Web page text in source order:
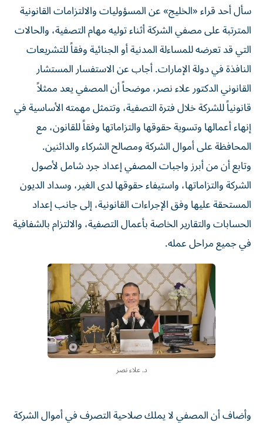
سأل أحد قراء «الخليج» عن المسؤوليات والالتزامات القانونية
المترتبة على مصفي الشركة أثناء توليه مهام التصفية، والحالات
التي قد تعرضه للمساءلة المدنية أو الجنائية وفقاً للتشريعات
النافذة في دولة الإمارات. أجاب عن الاستفسار المستشار
القانوني الدكتور علاء نصر، موضحاً أن المصفي يعد ممثلاً
قانونياً للشركة خلال فترة التصفية، وتتمثل مهمته الأساسية في
إنهاء أعمالها وتسوية حقوقها والتزاماتها وفقاً للقانون، مع
المحافظة على أموال الشركة ومصالح الشركاء والدائنين.
وتابع أن من أبرز واجبات المصفي إعداد جرد شامل لأصول
الشركة والتزاماتها، واستيفاء حقوقها لدى الغير، وسداد الديون
المستحقة عليها وفق الإجراءات القانونية، إلى جانب إعداد
الحسابات والتقارير الخاصة بأعمال التصفية، والالتزام بالشفافية
في جميع مراحل عمله.
د. علاء نصر
وأضاف أن المصفي لا يملك صلاحية التصرف في أموال الشركة